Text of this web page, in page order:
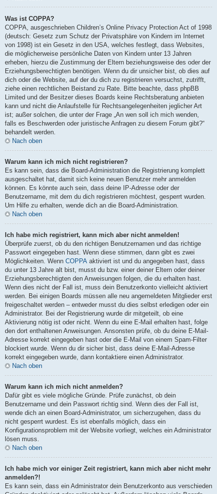
Was ist COPPA?
COPPA, ausgeschrieben Children’s Online Privacy Protection Act of 1998
(deutsch: Gesetz zum Schutz der Privatsphäre von Kindern im Internet
von 1998) ist ein Gesetz in den USA, welches festlegt, dass Websites,
die möglicherweise persönliche Daten von Kindern unter 13 Jahren
erheben, hierzu die Zustimmung der Eltern beziehungsweise des oder der
Erziehungsberechtigten benötigen. Wenn du dir unsicher bist, ob dies auf
dich oder die Website, auf der du dich zu registrieren versuchst, zutrifft,
ziehe einen rechtlichen Beistand zu Rate. Bitte beachte, dass phpBB
Limited und der Besitzer dieses Boards keine Rechtsberatung anbieten
kann und nicht die Anlaufstelle für Rechtsangelegenheiten jeglicher Art
ist; außer solchen, die unter der Frage „An wen soll ich mich wenden,
falls es Beschwerden oder juristische Anfragen zu diesem Forum gibt?“
behandelt werden.
Nach oben
Warum kann ich mich nicht registrieren?
Es kann sein, dass die Board-Administration die Registrierung komplett
ausgeschaltet hat, damit sich keine neuen Benutzer mehr anmelden
können. Es könnte auch sein, dass deine IP-Adresse oder der
Benutzername, mit dem du dich registrieren möchtest, gesperrt wurden.
Um Hilfe zu erhalten, wende dich an die Board-Administration.
Nach oben
Ich habe mich registriert, kann mich aber nicht anmelden!
Überprüfe zuerst, ob du den richtigen Benutzernamen und das richtige
Passwort eingegeben hast. Wenn diese stimmen, dann gibt es zwei
Möglichkeiten. Wenn COPPA aktiviert ist und du angegeben hast, dass
du unter 13 Jahre alt bist, musst du bzw. einer deiner Eltern oder deiner
Erziehungsberechtigten den Anweisungen folgen, die du erhalten hast.
Wenn dies nicht der Fall ist, muss dein Benutzerkonto vielleicht aktiviert
werden. Bei einigen Boards müssen alle neu angemeldeten Mitglieder erst
freigeschaltet werden – entweder musst du dies selbst erledigen oder ein
Administrator. Bei der Registrierung wurde dir mitgeteilt, ob eine
Aktivierung nötig ist oder nicht. Wenn du eine E-Mail erhalten hast, folge
den dort enthaltenen Anweisungen. Ansonsten prüfe, ob du deine E-Mail-
Adresse korrekt eingegeben hast oder die E-Mail von einem Spam-Filter
blockiert wurde. Wenn du dir sicher bist, dass deine E-Mail-Adresse
korrekt eingegeben wurde, dann kontaktiere einen Administrator.
Nach oben
Warum kann ich mich nicht anmelden?
Dafür gibt es viele mögliche Gründe. Prüfe zunächst, ob dein
Benutzername und dein Passwort richtig sind. Wenn dies der Fall ist,
wende dich an einen Board-Administrator, um sicherzugehen, dass du
nicht gesperrt wurdest. Es ist ebenfalls möglich, dass ein
Konfigurationsproblem mit der Website vorliegt, welches ein Administrator
lösen muss.
Nach oben
Ich habe mich vor einiger Zeit registriert, kann mich aber nicht mehr
anmelden?!
Es kann sein, dass ein Administrator dein Benutzerkonto aus verschieden